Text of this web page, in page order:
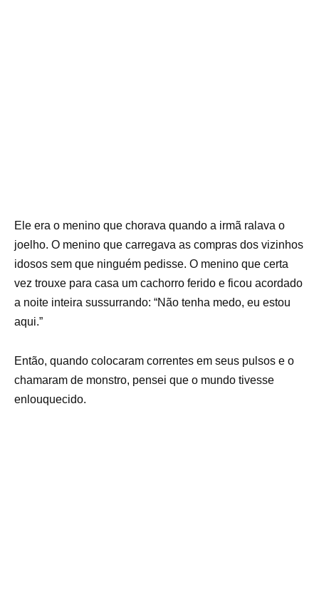
Ele era o menino que chorava quando a irmã ralava o
joelho. O menino que carregava as compras dos vizinhos
idosos sem que ninguém pedisse. O menino que certa
vez trouxe para casa um cachorro ferido e ficou acordado
a noite inteira sussurrando: “Não tenha medo, eu estou
aqui.”
Então, quando colocaram correntes em seus pulsos e o
chamaram de monstro, pensei que o mundo tivesse
enlouquecido.